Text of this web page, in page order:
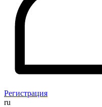
Регистрация
ru